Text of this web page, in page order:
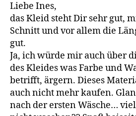
Liebe Ines,
das Kleid steht Dir sehr gut,
Schnitt und vor allem die
gut.
Ja, ich würde mir auch über
des Kleides was Farbe und
betrifft, ärgern. Dieses
auch nicht mehr kaufen.
nach der ersten Wäsche…